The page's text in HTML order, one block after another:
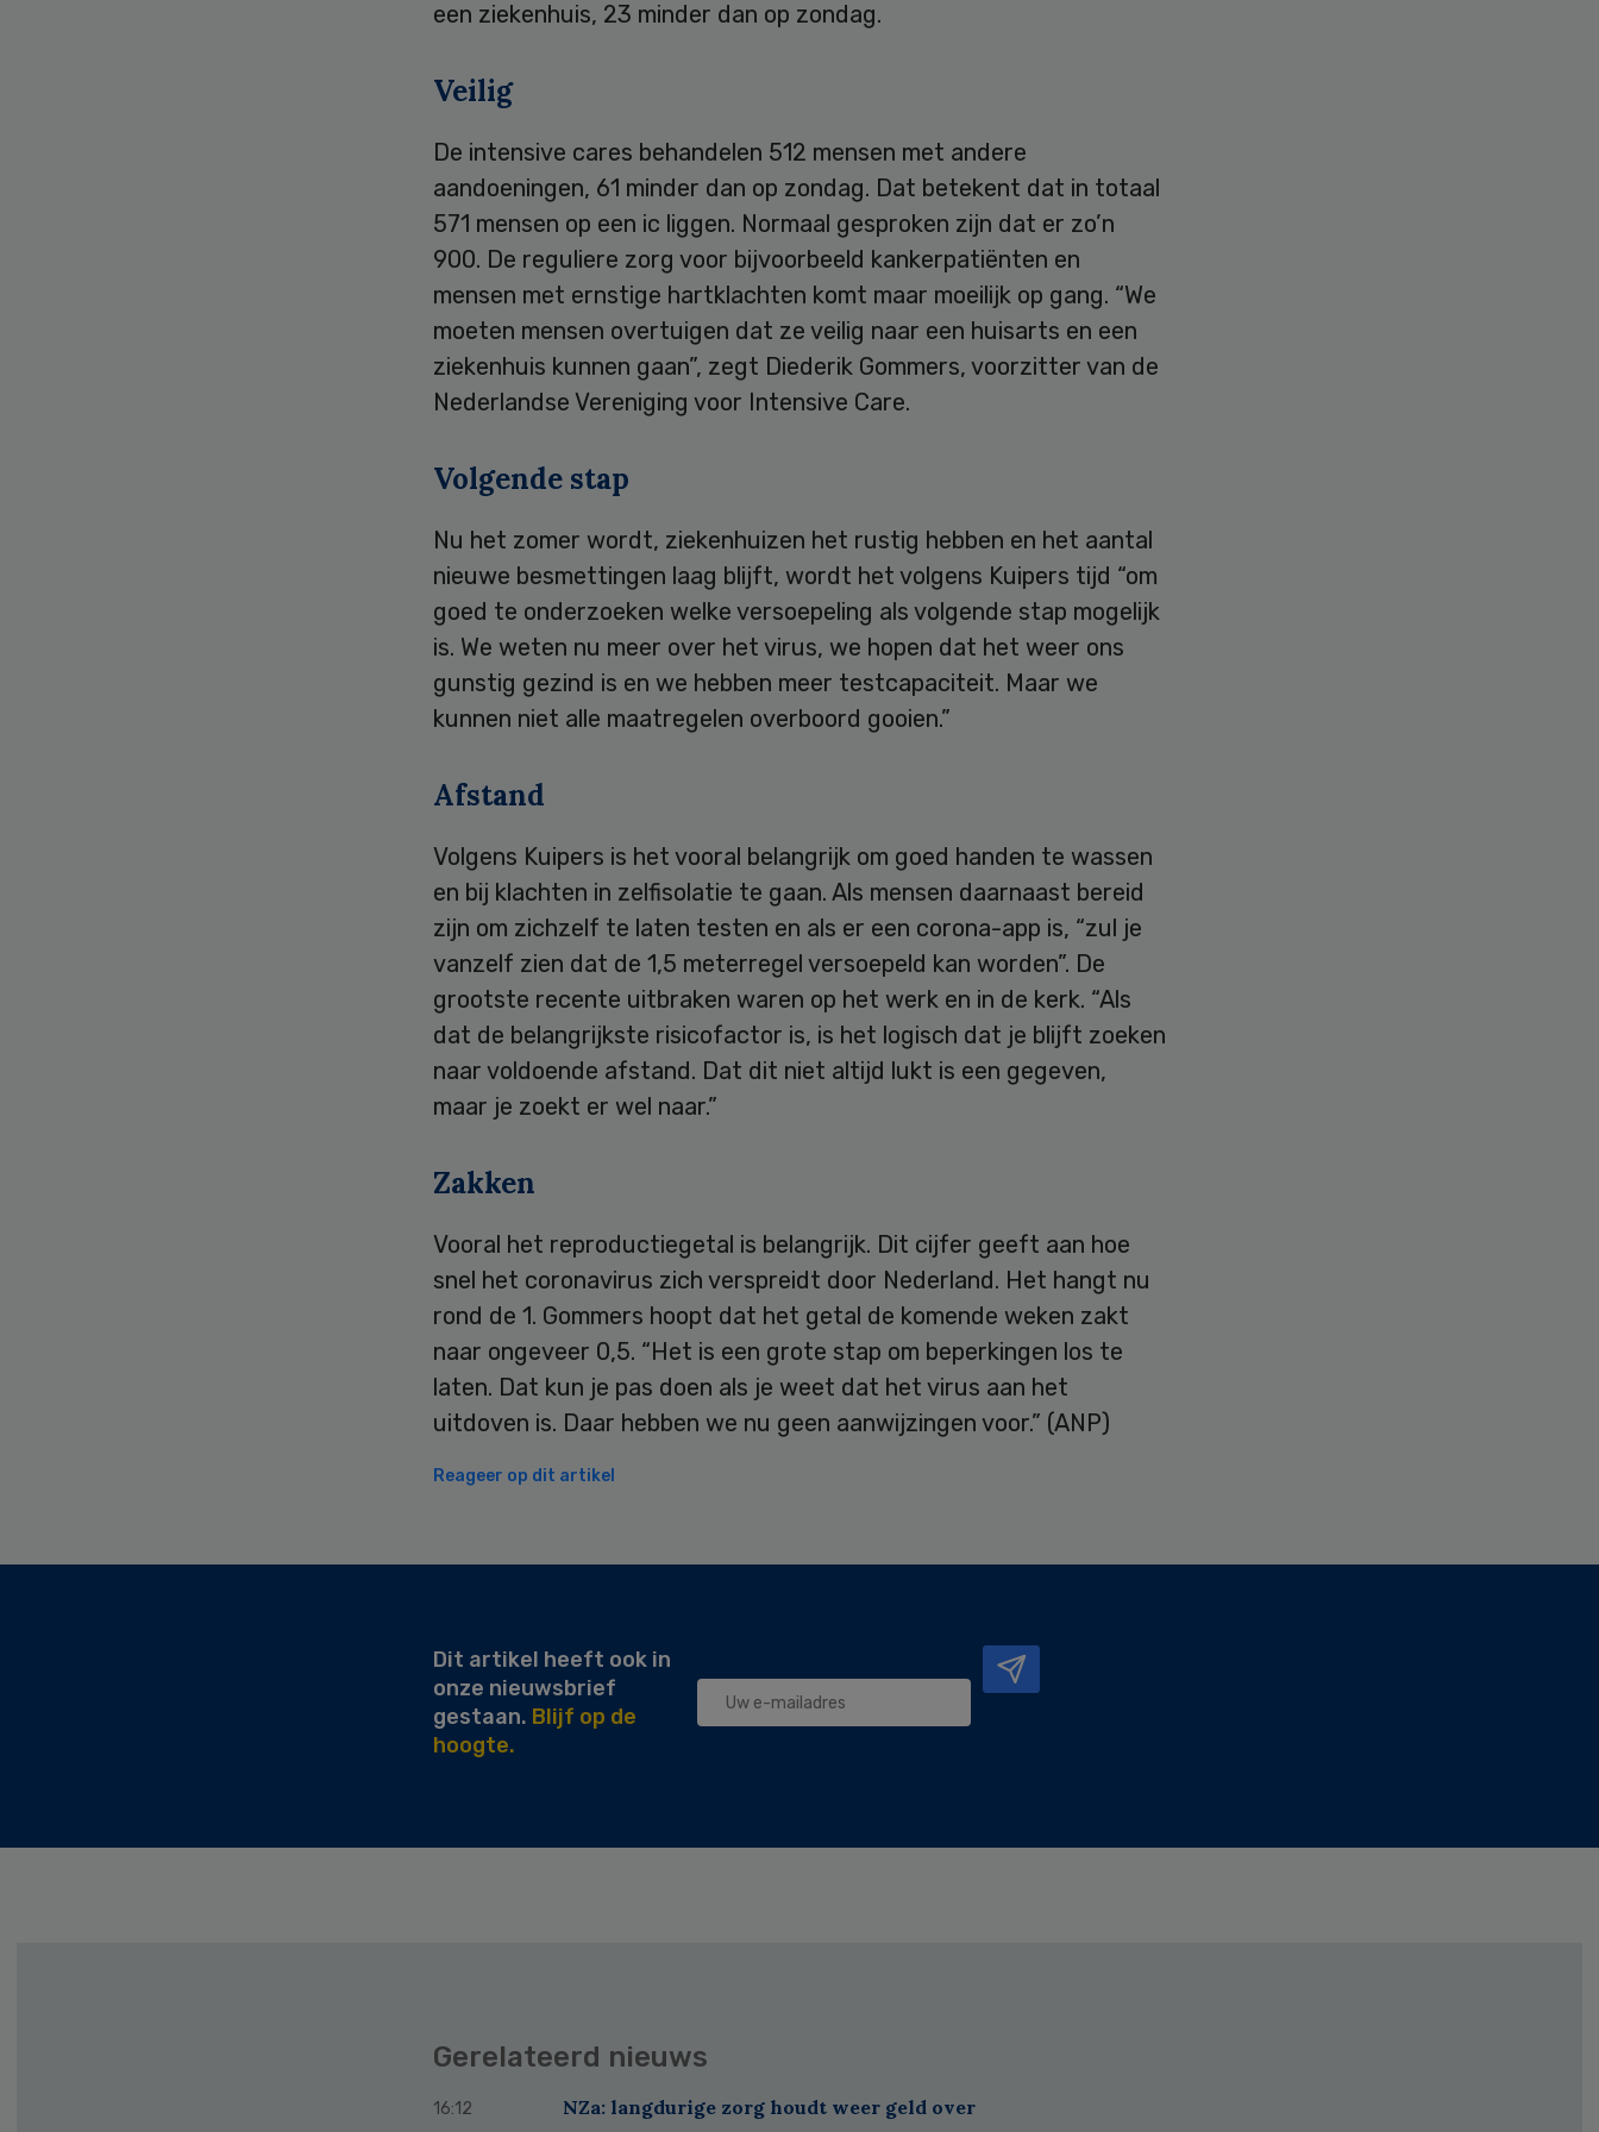
een ziekenhuis, 23 minder dan op zondag.
Veilig
De intensive cares behandelen 512 mensen met andere
aandoeningen, 61 minder dan op zondag. Dat betekent dat in totaal
571 mensen op een ic liggen. Normaal gesproken zijn dat er zo’n
900. De reguliere zorg voor bijvoorbeeld kankerpatiënten en
mensen met ernstige hartklachten komt maar moeilijk op gang. “We
moeten mensen overtuigen dat ze veilig naar een huisarts en een
ziekenhuis kunnen gaan”, zegt Diederik Gommers, voorzitter van de
Nederlandse Vereniging voor Intensive Care.
Volgende stap
Nu het zomer wordt, ziekenhuizen het rustig hebben en het aantal
nieuwe besmettingen laag blijft, wordt het volgens Kuipers tijd “om
goed te onderzoeken welke versoepeling als volgende stap mogelijk
is. We weten nu meer over het virus, we hopen dat het weer ons
gunstig gezind is en we hebben meer testcapaciteit. Maar we
kunnen niet alle maatregelen overboord gooien.”
Afstand
Volgens Kuipers is het vooral belangrijk om goed handen te wassen
en bij klachten in zelfisolatie te gaan. Als mensen daarnaast bereid
zijn om zichzelf te laten testen en als er een corona-app is, “zul je
vanzelf zien dat de 1,5 meterregel versoepeld kan worden”. De
grootste recente uitbraken waren op het werk en in de kerk. “Als
dat de belangrijkste risicofactor is, is het logisch dat je blijft zoeken
naar voldoende afstand. Dat dit niet altijd lukt is een gegeven,
maar je zoekt er wel naar.”
Zakken
Vooral het reproductiegetal is belangrijk. Dit cijfer geeft aan hoe
snel het coronavirus zich verspreidt door Nederland. Het hangt nu
rond de 1. Gommers hoopt dat het getal de komende weken zakt
naar ongeveer 0,5. “Het is een grote stap om beperkingen los te
laten. Dat kun je pas doen als je weet dat het virus aan het
uitdoven is. Daar hebben we nu geen aanwijzingen voor.” (ANP)
Reageer op dit artikel
Secondary
Dit artikel heeft ook in
onze nieuwsbrief
gestaan. Blijf op de
hoogte.
Gerelateerd nieuws
16:12 NZa: langdurige zorg houdt weer geld over